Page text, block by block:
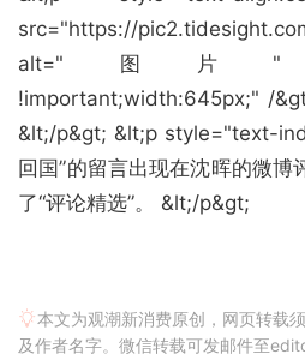
本文为观潮新消费原创，网页转载
及作者名字。微信转载可发邮件至